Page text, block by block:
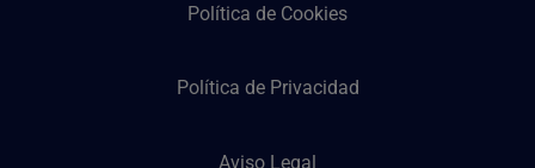
Política de Cookies
Política de Privacidad
Aviso Legal